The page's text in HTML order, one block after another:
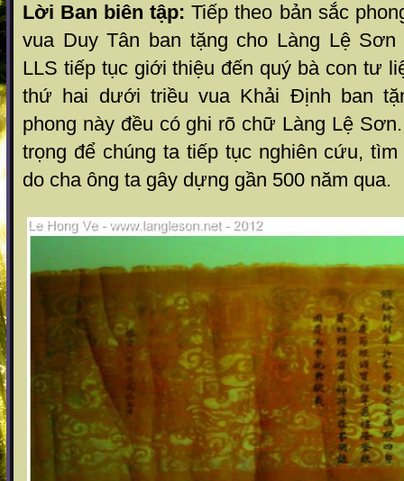
Lời Ban biên tập: Tiếp theo bản sắc
vua Duy Tân ban tặng cho Làng Lệ Sơn
LLS tiếp tục giới thiệu đến quý bà con tư
thứ hai dưới triều vua Khải Định ban
phong này đều có ghi rõ chữ Làng Lệ
trọng để chúng ta tiếp tục nghiên cứu,
do cha ông ta gây dựng gần 500 năm qua.